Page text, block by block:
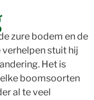
zure bodem en de
stuit hij
Het is
boomsoorten
al te veel